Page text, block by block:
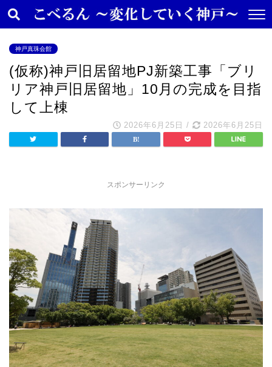
神戸真珠会館
(仮称)神戸旧居留地PJ新築工事「ブリ
リア神戸旧居留地」10月の完成を目指
して上棟
2026年6月25日 / 2026年6月25日
スポンサーリンク